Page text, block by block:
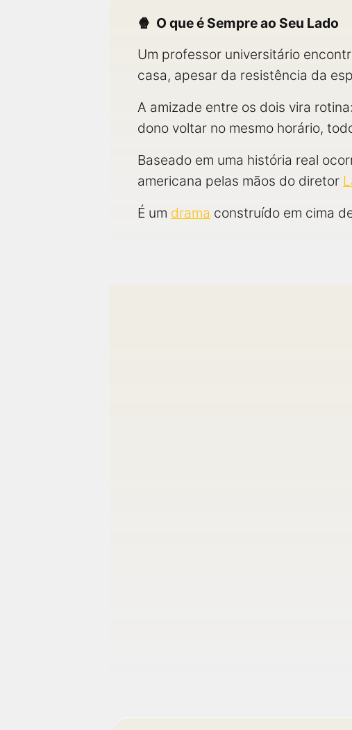
O que é Sempre ao Seu Lado
Um professor universitário
casa, apesar da resistência da
A amizade entre os dois vira
dono voltar no mesmo horário,
Baseado em uma história real
americana pelas mãos do diretor
É um drama construído em cima